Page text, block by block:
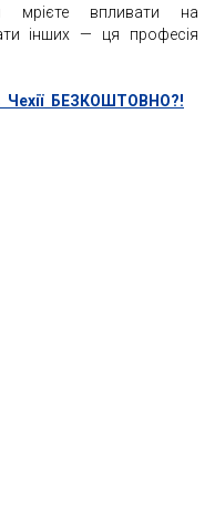
мрієте впливати на
інших — ця професія
Чехії БЕЗКОШТОВНО?!